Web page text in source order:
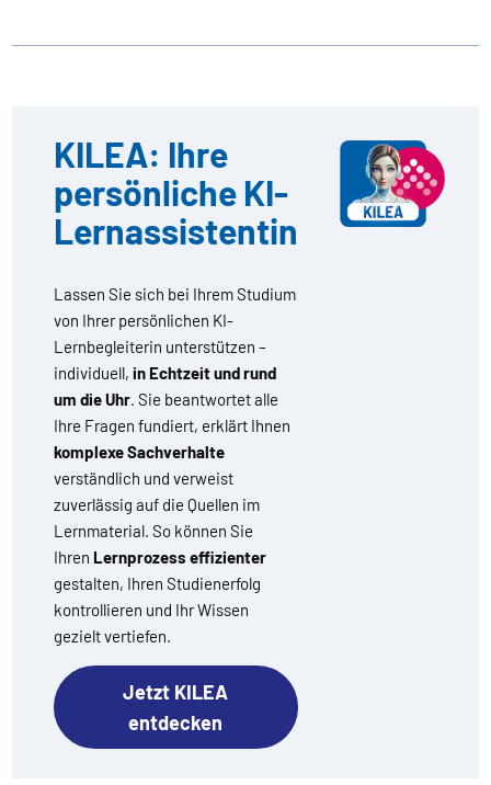
KILEA: Ihre
persönliche KI-
Lernassistentin
Lassen Sie sich bei Ihrem Studium
von Ihrer persönlichen KI-
Lernbegleiterin unterstützen –
individuell, in Echtzeit und rund
um die Uhr. Sie beantwortet alle
Ihre Fragen fundiert, erklärt Ihnen
komplexe Sachverhalte
verständlich und verweist
zuverlässig auf die Quellen im
Lernmaterial. So können Sie
Ihren Lernprozess effizienter
gestalten, Ihren Studienerfolg
kontrollieren und Ihr Wissen
gezielt vertiefen.
Jetzt KILEA
entdecken